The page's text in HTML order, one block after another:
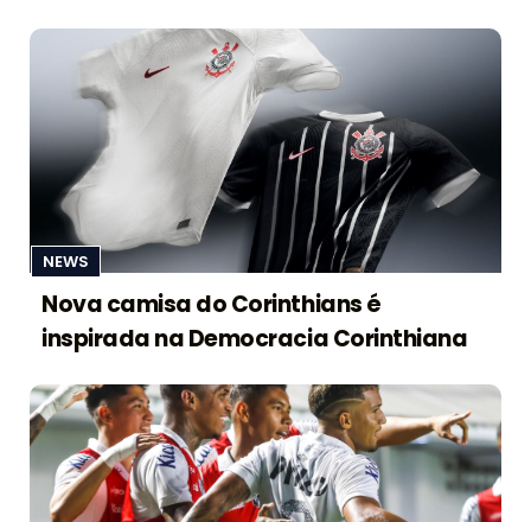
NEWS
Nova camisa do Corinthians é
inspirada na Democracia Corinthiana